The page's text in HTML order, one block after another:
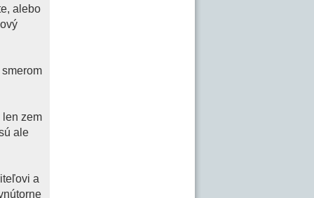
alebo
len zem
ale
a